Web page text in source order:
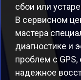
сбои или
В сервисном
мастера
диагностике и
проблем с
надежное